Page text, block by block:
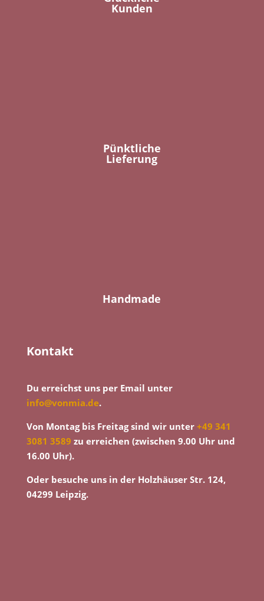
Kunden
Pünktliche
Lieferung
Handmade
Kontakt
Du erreichst uns per Email unter
info@vonmia.de.
Von Montag bis Freitag sind wir unter +49 341
3081 3589 zu erreichen (zwischen 9.00 Uhr und
16.00 Uhr).
Oder besuche uns in der Holzhäuser Str. 124,
04299 Leipzig.